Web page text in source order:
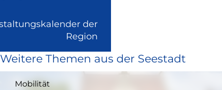
der
Region
extern
und
Weitere Themen aus der Seestadt
Mobilität